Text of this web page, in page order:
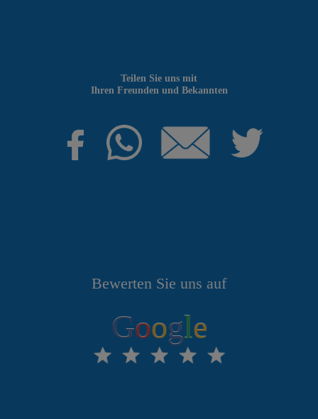
Bewerten Sie uns auf
Google
Teilen Sie uns mit
Ihren Freunden und Bekannten